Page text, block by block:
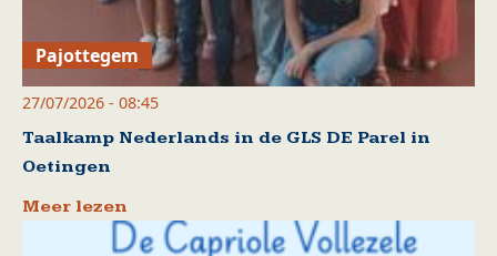
Pajottegem
27/07/2026 - 08:45
Taalkamp Nederlands in de GLS DE Parel in
Oetingen
Meer lezen